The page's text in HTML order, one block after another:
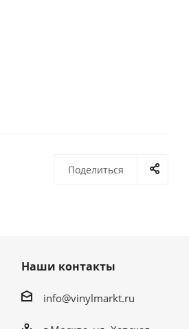
Поделиться
Наши контакты
info@vinylmarkt.ru